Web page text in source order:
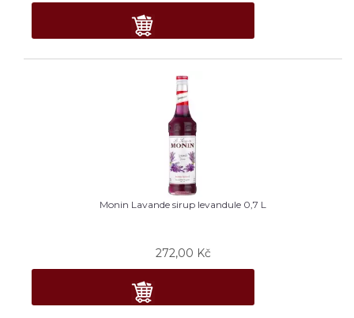
Monin Lavande sirup levandule 0,7 L
272,00 Kč